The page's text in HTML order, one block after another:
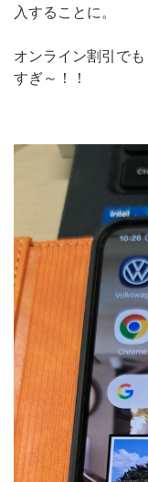
入することに。
オンライン割引で
すぎ～！！